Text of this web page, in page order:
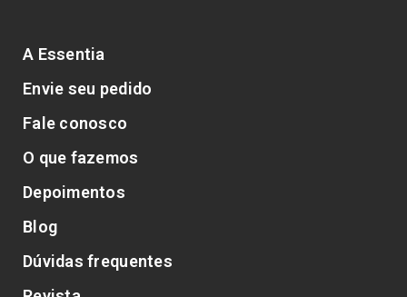
A Essentia
Envie seu pedido
Fale conosco
O que fazemos
Depoimentos
Blog
Dúvidas frequentes